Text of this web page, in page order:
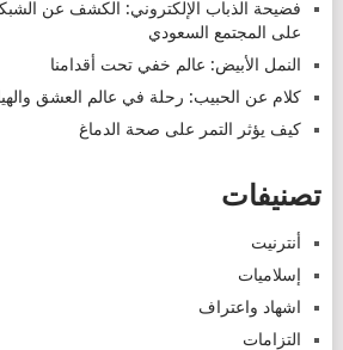
فضيحة الذباب الإلكتروني: الكشف عن
على المجتمع السعودي
النمل الأبيض: عالم خفي تحت أقدامنا
كلام عن الحبيب: رحلة في عالم العشق
كيف يؤثر التمر على صحة الدماغ
تصنيفات
أنترنيت
إسلاميات
اشهاد واعتراف
التزامات